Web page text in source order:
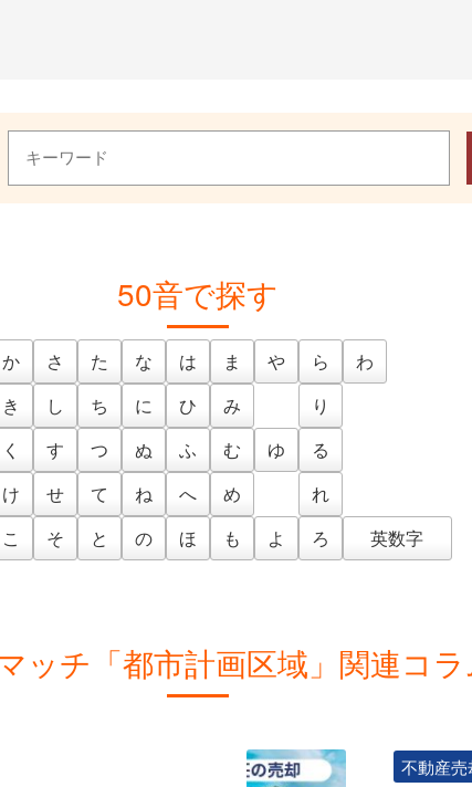
50音で探す
か
き
く
け
こ
さ
し
す
せ
そ
た
ち
つ
て
と
な
に
ぬ
ね
の
は
ひ
ふ
へ
ほ
ま
み
む
め
も
や
ゆ
よ
ら
り
る
れ
ろ
わ
英数字
ッチ「都市計画区域」関連コラ
不動産売